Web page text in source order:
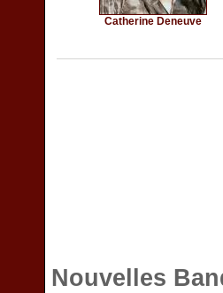
Catherine Deneuve
Nouvelles